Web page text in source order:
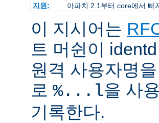
지원:
아파치 2.1부터 core에서 빠
이 지시어는
트 머쉰이
원격 사용자명
로 %...l을 사
기록한다.